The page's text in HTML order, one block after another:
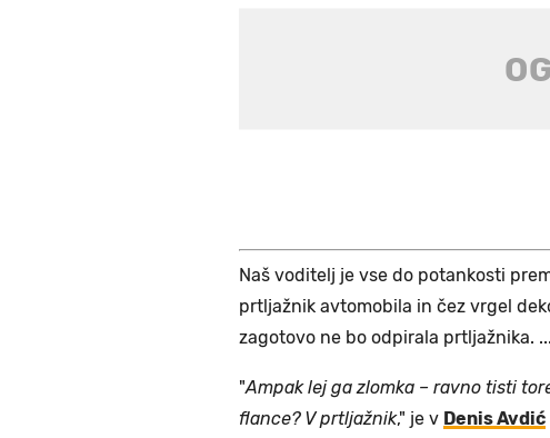
Naš voditelj je vse do potankosti
prtljažnik avtomobila in čez vrgel
zagotovo ne bo odpirala prtljažnika. ...
"Ampak lej ga zlomka – ravno tisti
flance? V prtljažnik," je v Denis Avdić